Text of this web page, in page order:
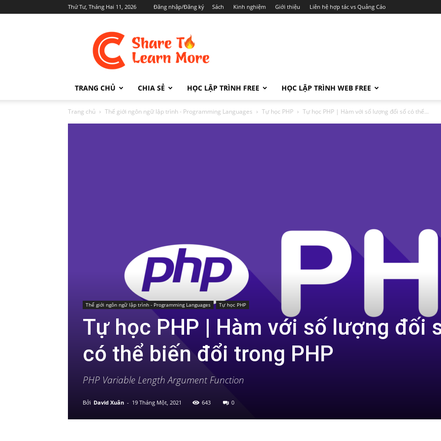
Thứ Tư, Tháng Hai 11, 2026 Đăng nhập/Đăng ký Sách Kinh nghiệm Giới thiệu Liên hệ hợp tác vs Quảng Cáo
TRANG CHỦ CHIA SẺ HỌC LẬP TRÌNH FREE HỌC LẬP TRÌNH WEB FREE
Trang chủ Thế giới ngôn ngữ lập trình - Programming Languages Tự học PHP Tự học PHP | Hàm với số lượng đối số có thể...
Thế giới ngôn ngữ lập trình - Programming Languages Tự học PHP
Tự học PHP | Hàm với số lượng đối
có thể biến đổi trong PHP
PHP Variable Length Argument Function
Bởi David Xuân - 19 Tháng Một, 2021 643 0